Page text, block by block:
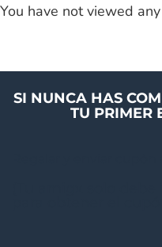
You have not viewed
SI NUNCA HAS
TU PRIMER